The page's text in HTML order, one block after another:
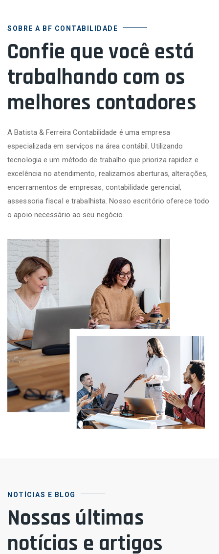
SOBRE A BF CONTABILIDADE
Confie que você está
trabalhando com os
melhores contadores
A Batista & Ferreira Contabilidade é uma empresa
especializada em serviços na área contábil. Utilizando
tecnologia e um método de trabalho que prioriza rapidez e
excelência no atendimento, realizamos aberturas, alterações,
encerramentos de empresas, contabilidade gerencial,
assessoria fiscal e trabalhista. Nosso escritório oferece todo
o apoio necessário ao seu negócio.
NOTÍCIAS E BLOG
Nossas últimas
notícias e artigos